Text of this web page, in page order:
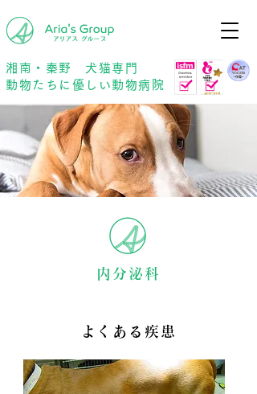
湘南・秦野 犬猫専門
動物たちに優しい動物病院
内分泌科
よくある疾患